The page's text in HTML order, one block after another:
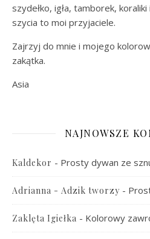
szydełko, igła, tamborek,
szycia to moi przyjaciele.
Zajrzyj do mnie i mojego
zakątka.
Asia
NAJNOWSZE
Kaldekor - Prosty dywan ze
Adrianna - Adzik tworzy -
Zaklęta Igiełka - Kolorowy